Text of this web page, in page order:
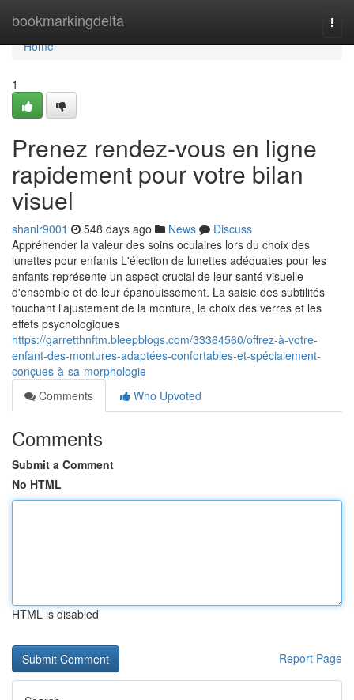
bookmarkingdelta
Home
Home
1
Prenez rendez-vous en ligne
rapidement pour votre bilan
visuel
shanlr9001 548 days ago News
Discuss
Appréhender la valeur des soins oculaires lors du choix des
lunettes pour enfants L'élection de lunettes adéquates pour les
enfants représente un aspect crucial de leur santé visuelle
d'ensemble et de leur épanouissement. La saisie des subtilités
touchant l'ajustement de la monture, le choix des verres et les
effets psychologiques
https://garretthnftm.bleepblogs.com/33364560/offrez-à-votre-
enfant-des-montures-adaptées-confortables-et-spécialement-
conçues-à-sa-morphologie
Comments
Who Upvoted
Comments
Submit a Comment
No HTML
HTML is disabled
Report Page